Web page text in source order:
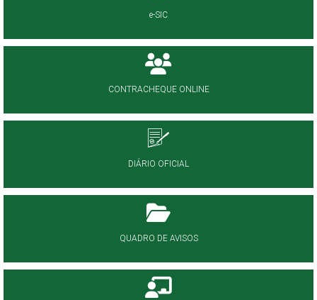
e-SIC
CONTRACHEQUE ONLINE
DIÁRIO OFICIAL
QUADRO DE AVISOS